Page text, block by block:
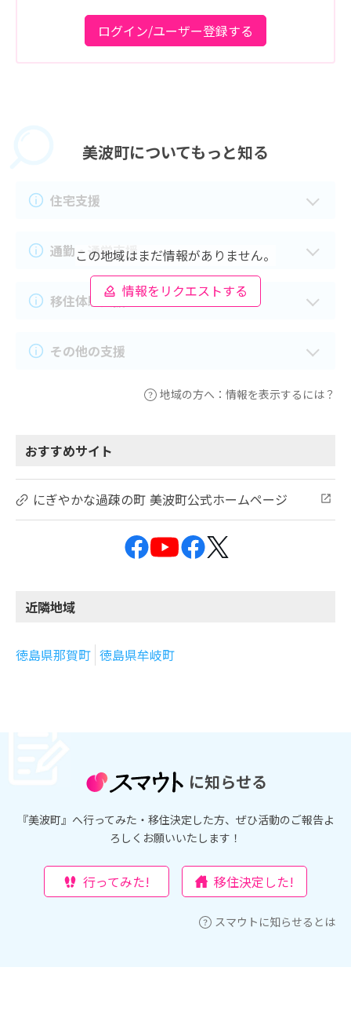
ログイン/ユーザー登録する
美波町についてもっと知る
この地域はまだ情報がありません。
情報をリクエストする
住宅支援
通勤・通学支援
移住体験支援
その他の支援
地域の方へ：情報を表示するには？
おすすめサイト
にぎやかな過疎の町 美波町公式ホームページ
近隣地域
徳島県那賀町 徳島県牟岐町
に知らせる
『美波町』へ行ってみた・移住決定した方、ぜひ活動のご報告よ
ろしくお願いいたします！
行ってみた! 移住決定した!
スマウトに知らせるとは